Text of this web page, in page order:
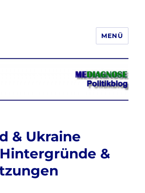
das Recht, seine
Wort, Schrift und Bild
und zu verbreiten
MENÜ
& Ukraine
&